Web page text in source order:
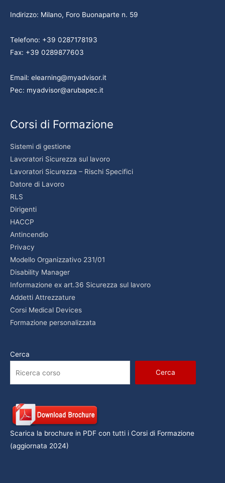
Indirizzo: Milano, Foro Buonaparte n. 59
Telefono: +39 0287178193
Fax: +39 0289877603
Email: elearning@myadvisor.it
Pec: myadvisor@arubapec.it
Corsi di Formazione
Sistemi di gestione
Lavoratori Sicurezza sul lavoro
Lavoratori Sicurezza – Rischi Specifici
Datore di Lavoro
RLS
Dirigenti
HACCP
Antincendio
Privacy
Modello Organizzativo 231/01
Disability Manager
Informazione ex art.36 Sicurezza sul lavoro
Addetti Attrezzature
Corsi Medical Devices
Formazione personalizzata
Cerca
Cerca
Scarica la brochure in PDF con tutti i Corsi di Formazione
(aggiornata 2024)